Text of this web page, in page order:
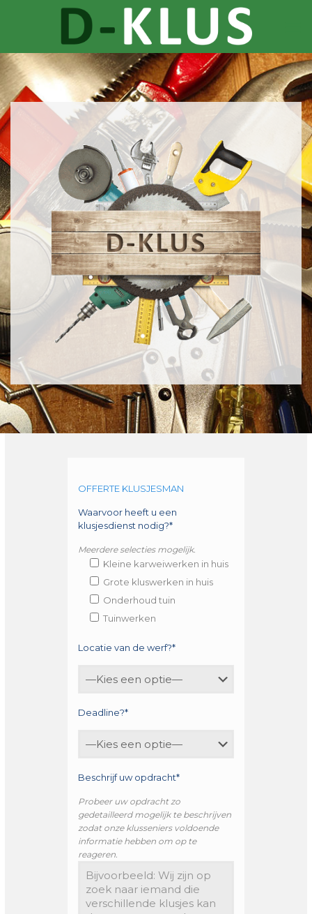
OFFERTE KLUSJESMAN
Waarvoor heeft u een
klusjesdienst nodig?*
Meerdere selecties mogelijk.
Kleine karweiwerken in huis
Grote kluswerken in huis
Onderhoud tuin
Tuinwerken
Locatie van de werf?*
Deadline?*
Beschrijf uw opdracht*
Probeer uw opdracht zo
gedetailleerd mogelijk te beschrijven
zodat onze klusseniers voldoende
informatie hebben om op te
reageren.